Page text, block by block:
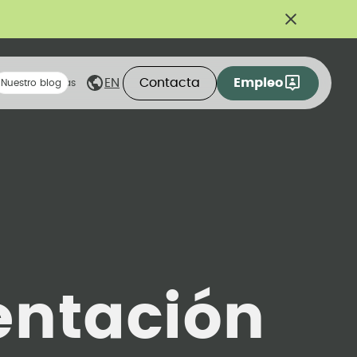
compartidas
Nuestro blog EN Contacta Empleo